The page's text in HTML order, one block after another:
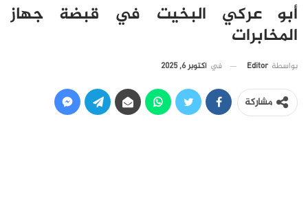
أبو عركي البخيت في قبضة جهاز
المخابرات
بواسطة Editor في أكتوبر 6, 2025
مشاركة